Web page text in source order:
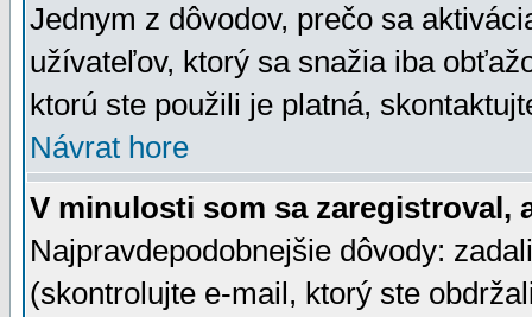
Jednym z dôvodov, prečo sa
užívateľov, ktorý sa snažia iba
ktorú ste použili je platná,
Návrat hore
V minulosti som sa zaregistroval,
Najpravdepodobnejšie dôvody:
(skontrolujte e-mail, ktorý ste